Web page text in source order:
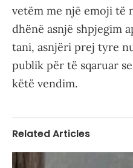
vetëm me një emoji të
dhënë asnjë shpjegim
tani, asnjëri prej tyre
publik për të sqaruar
këtë vendim.
Related Articles